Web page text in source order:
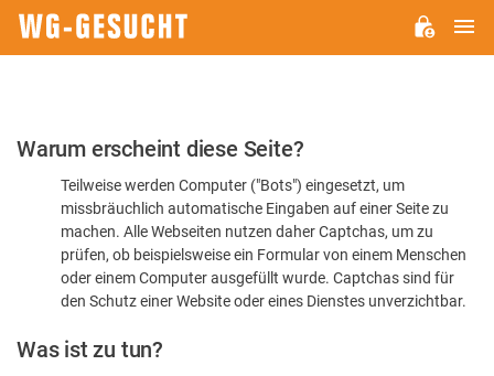
Bitte
dass
sind
Warum erscheint diese Seite?
Teilweise werden Computer ("Bots") eingesetzt, um
missbräuchlich automatische Eingaben auf einer Seite zu
machen. Alle Webseiten nutzen daher Captchas, um zu
prüfen, ob beispielsweise ein Formular von einem Menschen
oder einem Computer ausgefüllt wurde. Captchas sind für
den Schutz einer Website oder eines Dienstes unverzichtbar.
Was ist zu tun?